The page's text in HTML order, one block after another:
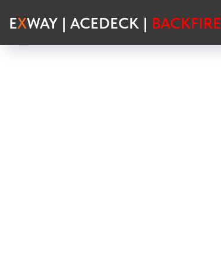
EXWAY | ACEDECK | BACKFIRE